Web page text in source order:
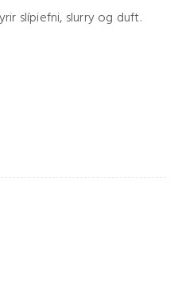
slípiefni, slurry og duft.